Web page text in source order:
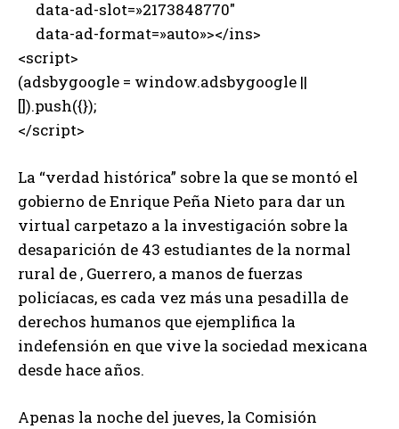
data-ad-slot=»2173848770″
data-ad-format=»auto»></ins>
<script>
(adsbygoogle = window.adsbygoogle ||
[]).push({});
</script>
La “verdad histórica” sobre la que se montó el
gobierno de Enrique Peña Nieto para dar un
virtual carpetazo a la investigación sobre la
desaparición de 43 estudiantes de la normal
rural de , Guerrero, a manos de fuerzas
policíacas, es cada vez más una pesadilla de
derechos humanos que ejemplifica la
indefensión en que vive la sociedad mexicana
desde hace años.
Apenas la noche del jueves, la Comisión